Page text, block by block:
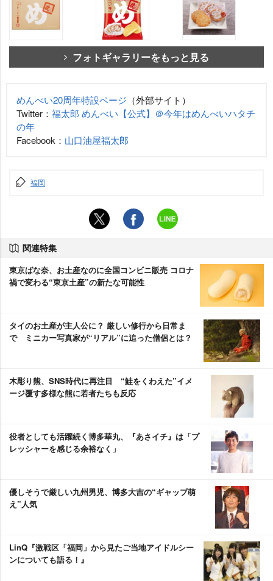
フォトギャラリーをもっと見る
めんべい20周年特設ページ （外部サイト）
Twitter： 福太郎 めんべい【公式】＠今年はめんべいハタチ
の年
Facebook： 山口油屋福太郎
福岡
関連特集
東京ばな奈、お土産なのに全国コンビニ販売 コロナ
禍で変わる“東京土産”の新たな可能性
タイのお土産が主人公に？ 厳しい修行から日常ま
で ミニカー写真家が“リアル”に追った僧侶とは？
木彫り熊、SNS時代に再注目 “鮭をくわえた”イメ
ージ覆す多様な熊に若者たちも反応
役者としても活躍続く博多華丸、『あさイチ』は「プ
レッシャーを感じる余裕なく」
優しそうで厳しい九州男児、博多大吉の“ギャップ萌
え”人気
LinQ『激戦区「福岡」から見たご当地アイドルシー
ンについても語る！』